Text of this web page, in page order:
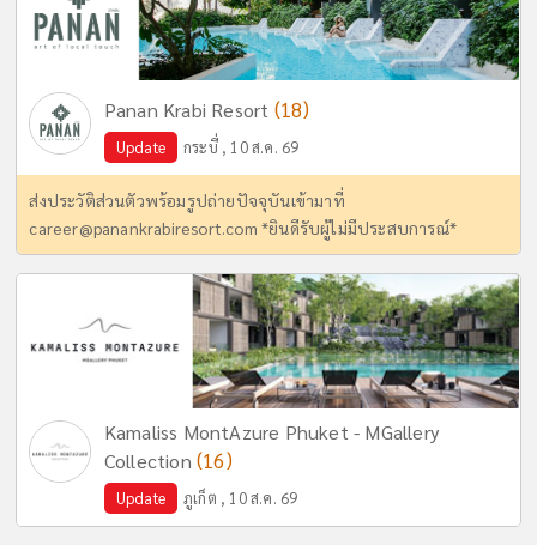
Panan Krabi Resort (18)
Update กระบี่ , 10 ส.ค. 69
ส่งประวัติส่วนตัวพร้อมรูปถ่ายปัจจุบันเข้ามาที่
career@panankrabiresort.com *ยินดีรับผู้ไม่มีประสบการณ์*
Kamaliss MontAzure Phuket - MGallery
Collection (16)
Update ภูเก็ต , 10 ส.ค. 69